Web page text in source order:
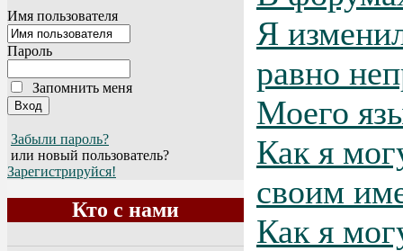
Имя пользователя
Пароль
Запомнить меня
Забыли пароль?
или новый пользователь?
Зарегистрируйся!
Кто с нами
Я
равно
Моего
Как я
своим
Как я